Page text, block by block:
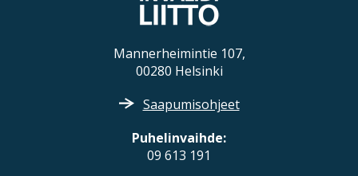
Mannerheimintie 107,
00280 Helsinki
Saapumisohjeet
Puhelinvaihde:
09 613 191